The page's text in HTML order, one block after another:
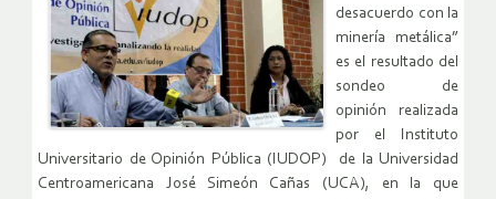
desacuerdo con la
minería metálica”
es el resultado del
sondeo de
opinión realizada
por el Instituto
Universitario de Opinión Pública (IUDOP) de la Universidad
Centroamericana José Simeón Cañas (UCA), en la que